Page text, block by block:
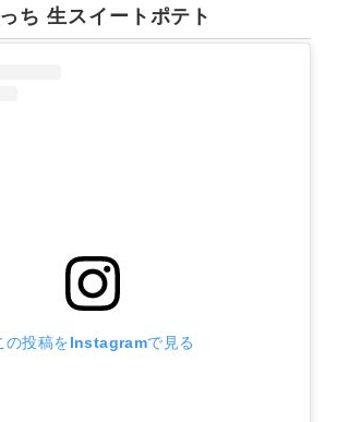
ち 生スイートポテト
の投稿をInstagramで見る